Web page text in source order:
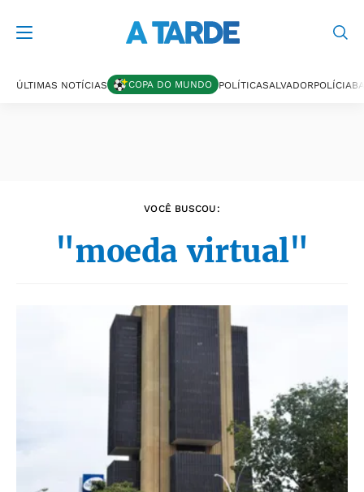
ÚLTIMAS NOTÍCIAS COPA DO MUNDO POLÍTICASALVADORPOLÍCIA
VOCÊ BUSCOU:
"moeda virtual"